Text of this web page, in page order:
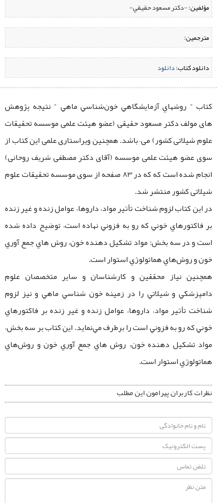
مؤلفین:‌ -دكتر مسعود حقيقي-
مترجمین:
دانلود کتاب:دانلود
کتاب " روشهاي آزمايشگاهي خون‌شناسي ماهي " نتیجه پژوهش
‌های مولف دکتر مسعود حقیقی (عضو هیئت علمی موسسه تحقیقات
علوم شیلاتی کشور) می¬باشد. همچنین ویراستاری علمی این کتاب از
سوی عضو هیئت علمی موسسه (آقای دکتر مصطفی شریف روحانی)
انجام شده است که که در 83 صفحه از سوی موسسه تحقیقات علوم
شیلاتی کشور منتشر شد.
در این کتاب لزوم شناخت تأثير مواد، داروها، عوامل زنده و غير زنده
بر فاکتورهاي خوني كه رو به فزوني نهاده است، توضیح داده شده
است و در سه بخش: مواد تشکيل دهنده خون، روش هاي جمع آوري
خون و روش‌هاي هماتولوژي استوار است.
همچنین نياز محققين و كارشناسان و ساير متخصصان علوم
دامپزشکي و شيلاتي را در زمينه خون شناسي ماهي و نيز لزوم
شناخت تأثير مواد، داروها، عوامل زنده و غير زنده بر فاکتورهاي
خوني كه رو به فزوني است را برطرف مي‌نمايد. اين کتاب بر سه بخش،
مواد تشکيل دهنده خون، روش هاي جمع آوري خون و روش‌هاي
هماتولوژي استوار است.
نظرات کاربران پیرامون این مطلب